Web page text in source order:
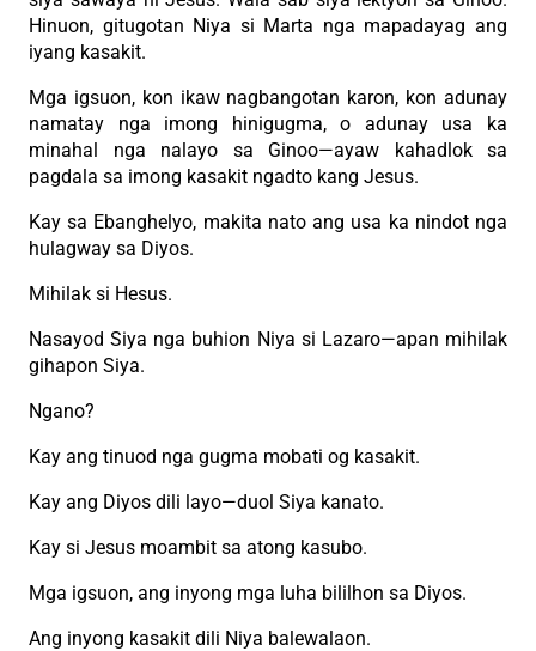
Hinuon, gitugotan Niya si Marta nga mapadayag ang
iyang kasakit.
Mga igsuon, kon ikaw nagbangotan karon, kon adunay
namatay nga imong hinigugma, o adunay usa ka
minahal nga nalayo sa Ginoo—ayaw kahadlok sa
pagdala sa imong kasakit ngadto kang Jesus.
Kay sa Ebanghelyo, makita nato ang usa ka nindot nga
hulagway sa Diyos.
Mihilak si Hesus.
Nasayod Siya nga buhion Niya si Lazaro—apan mihilak
gihapon Siya.
Ngano?
Kay ang tinuod nga gugma mobati og kasakit.
Kay ang Diyos dili layo—duol Siya kanato.
Kay si Jesus moambit sa atong kasubo.
Mga igsuon, ang inyong mga luha bililhon sa Diyos.
Ang inyong kasakit dili Niya balewalaon.